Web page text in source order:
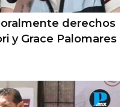
derechos
y Grace Palomares